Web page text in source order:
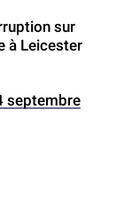
sur
à Leicester
septembre